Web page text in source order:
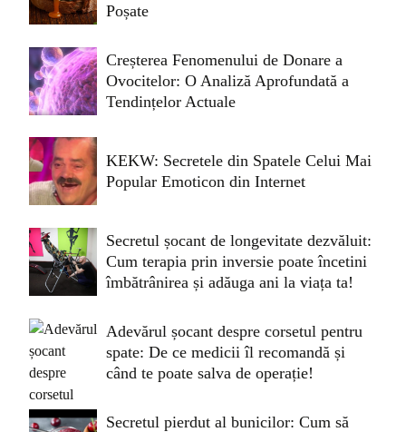
Poșate
Creșterea Fenomenului de Donare a
Ovocitelor: O Analiză Aprofundată a
Tendințelor Actuale
KEKW: Secretele din Spatele Celui Mai
Popular Emoticon din Internet
Secretul șocant de longevitate dezvăluit:
Cum terapia prin inversie poate încetini
îmbătrânirea și adăuga ani la viața ta!
Adevărul șocant despre corsetul pentru
spate: De ce medicii îl recomandă și
când te poate salva de operație!
Secretul pierdut al bunicilor: Cum să